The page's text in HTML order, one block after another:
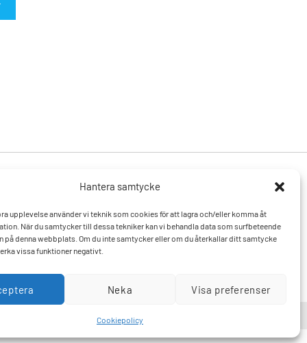
Hantera samtycke
upplevelse använder vi teknik som cookies för att lagra och/eller komma åt
När du samtycker till dessa tekniker kan vi behandla data som surfbeteende
på denna webbplats. Om du inte samtycker eller om du återkallar ditt samtycke
vissa funktioner negativt.
Neka Visa preferenser
Cookiepolicy
konto
Vanliga frågor och svar
Kontakta oss
Hitta till oss